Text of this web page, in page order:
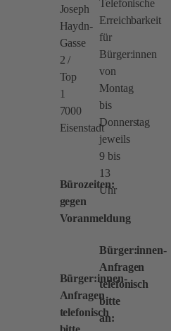
Joseph
Haydn-
Gasse
2 /
Top
1
7000
Eisenstadt
Bürozeiten:
gegen
Voranmeldung
Bürger:innen-
Anfragen
telefonisch
Telefonische
Erreichbarkeit
für
Bürger:innen
von
Montag
bis
Donnerstag
jeweils
9 bis
13
Uhr
Bürger:innen-
Anfragen
telefonisch
bitte
an: